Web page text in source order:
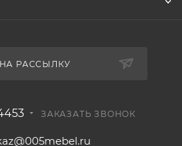
РАССЫЛКУ
ЗАКАЗАТЬ ЗВОНОК